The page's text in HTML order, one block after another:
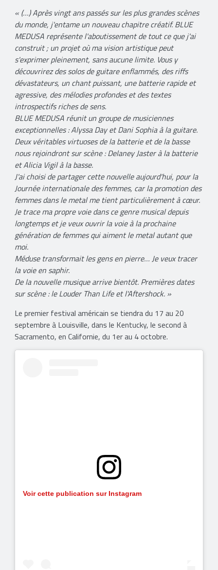
« (…) Après vingt ans passés sur les plus grandes scènes
du monde, j'entame un nouveau chapitre créatif. BLUE
MEDUSA représente l'aboutissement de tout ce que j'ai
construit ; un projet où ma vision artistique peut
s'exprimer pleinement, sans aucune limite. Vous y
découvrirez des solos de guitare enflammés, des riffs
dévastateurs, un chant puissant, une batterie rapide et
agressive, des mélodies profondes et des textes
introspectifs riches de sens.
BLUE MEDUSA réunit un groupe de musiciennes
exceptionnelles : Alyssa Day et Dani Sophia à la guitare.
Deux véritables virtuoses de la batterie et de la basse
nous rejoindront sur scène : Delaney Jaster à la batterie
et Alicia Vigil à la basse.
J'ai choisi de partager cette nouvelle aujourd'hui, pour la
Journée internationale des femmes, car la promotion des
femmes dans le metal me tient particulièrement à cœur.
Je trace ma propre voie dans ce genre musical depuis
longtemps et je veux ouvrir la voie à la prochaine
génération de femmes qui aiment le metal autant que
moi.
Méduse transformait les gens en pierre… Je veux tracer
la voie en saphir.
De la nouvelle musique arrive bientôt. Premières dates
sur scène : le Louder Than Life et l'Aftershock. »
Le premier festival américain se tiendra du 17 au 20
septembre à Louisville, dans le Kentucky, le second à
Sacramento, en Californie, du 1er au 4 octobre.
Voir cette publication sur Instagram